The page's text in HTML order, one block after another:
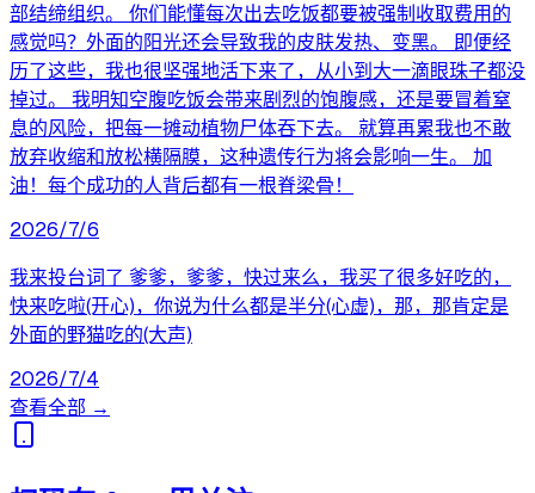
部结缔组织。 你们能懂每次出去吃饭都要被强制收取费用的
感觉吗？外面的阳光还会导致我的皮肤发热、变黑。 即便经
历了这些，我也很坚强地活下来了，从小到大一滴眼珠子都没
掉过。 我明知空腹吃饭会带来剧烈的饱腹感，还是要冒着窒
息的风险，把每一摊动植物尸体吞下去。 就算再累我也不敢
放弃收缩和放松横隔膜，这种遗传行为将会影响一生。 加
油！每个成功的人背后都有一根脊梁骨！
2026/7/6
我来投台词了 爹爹，爹爹，快过来么，我买了很多好吃的，
快来吃啦(开心)，你说为什么都是半分(心虚)，那，那肯定是
外面的野猫吃的(大声)
2026/7/4
查看全部 →